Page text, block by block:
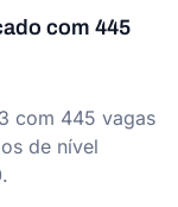
com 445
com 445 vagas
de nível